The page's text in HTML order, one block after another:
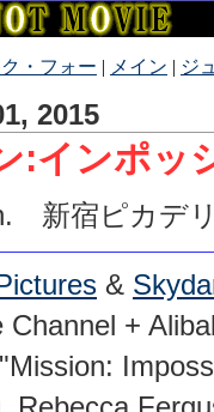
・フォー | メイン | ジ
2015
:インポッ
新宿ピカ
&
Channel +